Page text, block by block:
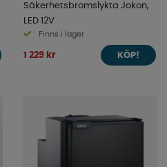
Säkerhetsbromslykta Jokon,
LED 12V
Finns i lager
1 229 kr KÖP!